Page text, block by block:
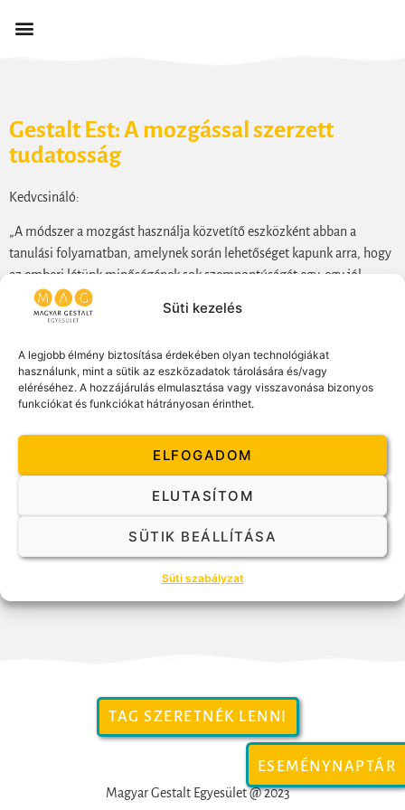
Süti kezelés
A legjobb élmény biztosítása érdekében olyan technológiákat
használunk, mint a sütik az eszközadatok tárolására és/vagy
eléréséhez. A hozzájárulás elmulasztása vagy visszavonása bizonyos
funkciókat és funkciókat hátrányosan érinthet.
ELFOGADOM
ELUTASÍTOM
SÜTIK BEÁLLÍTÁSA
Süti szabályzat
ESEMÉNYNAPTÁR
Gestalt Est: A mozgással szerzett
tudatosság
Kedvcsináló:
„A módszer a mozgást használja közvetítő eszközként abban a
tanulási folyamatban, amelynek során lehetőséget kapunk arra, hogy
az emberi létünk minőségének sok szempontúságát egy-egy jól
megtervezett egyszerű mozgásfeladaton keresztül
megtapasztalhassuk. Az érzékelés, észlelés, érzelmek, a gondolkodás
biztonságos feladatokban, amelynek végzése során, felfedezhetjük
önmagunkat, kiteljesedik kapcsolatunk saját magunkkal és a
környezetünkkel. Mozgás közben, nagy éberséggel jelen vagyunk, és
és az érzelmek ránk ható, amúgy soha el nem választható egységét,
szépségét.
A Feldenkrais mozgásban való elmélyülés hozzásegít ahhoz, hogy
kibontakozhassanak azok a készségek, képességek, amelyek egy
lenni és ott is maradni; érzékenynek lenni önmagunkra és másokra,
TAG SZERETNÉK LENNI
Magyar Gestalt Egyesület @ 2023